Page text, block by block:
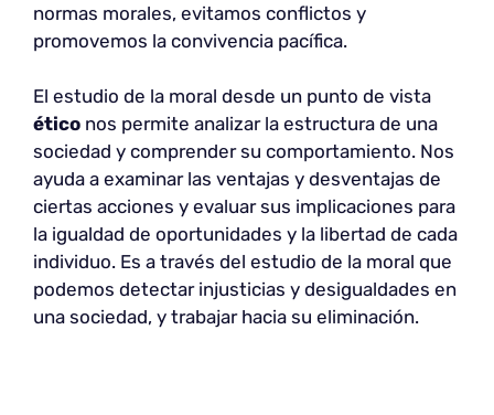
normas morales, evitamos conflictos y
promovemos la convivencia pacífica.
El estudio de la moral desde un punto de vista
ético nos permite analizar la estructura de una
sociedad y comprender su comportamiento. Nos
ayuda a examinar las ventajas y desventajas de
ciertas acciones y evaluar sus implicaciones para
la igualdad de oportunidades y la libertad de cada
individuo. Es a través del estudio de la moral que
podemos detectar injusticias y desigualdades en
una sociedad, y trabajar hacia su eliminación.